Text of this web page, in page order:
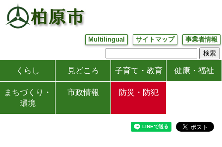
Multilingual サイトマップ 事業者情報
くらし 見どころ 子育て・教育 健康・福祉
まちづくり・
環境
市政情報 防災・防犯